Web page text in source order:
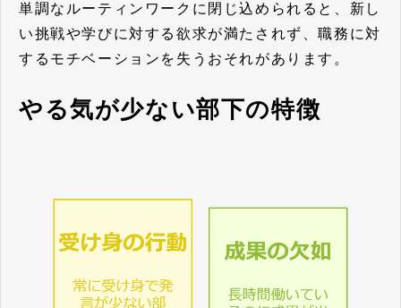
単調なルーティンワークに閉じ込められると、新し
い挑戦や学びに対する欲求が満たされず、職務に対
するモチベーションを失うおそれがあります。
やる気が少ない部下の特徴